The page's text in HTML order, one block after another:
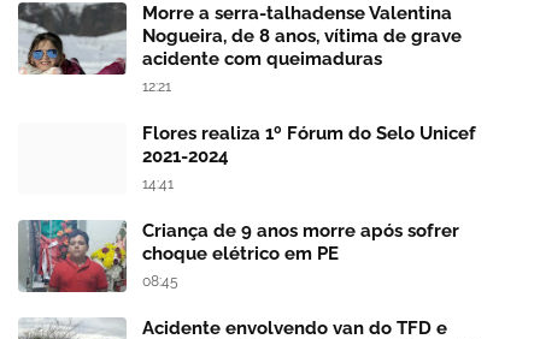
Morre a serra-talhadense Valentina
Nogueira, de 8 anos, vítima de grave
acidente com queimaduras
12:21
Flores realiza 1º Fórum do Selo Unicef
2021-2024
14:41
Criança de 9 anos morre após sofrer
choque elétrico em PE
08:45
Acidente envolvendo van do TFD e